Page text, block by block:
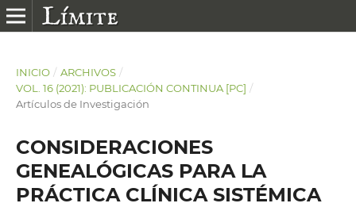
INICIO / ARCHIVOS /
VOL. 16 (2021): PUBLICACIÓN CONTINUA [PC] /
Artículos de Investigación
CONSIDERACIONES
GENEALÓGICAS PARA LA
PRÁCTICA CLÍNICA SISTÉMICA